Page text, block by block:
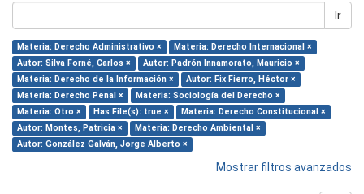
Ir
Materia: Derecho Administrativo ×
Materia: Derecho Internacional ×
Autor: Silva Forné, Carlos ×
Autor: Padrón Innamorato, Mauricio ×
Materia: Derecho de la Información ×
Autor: Fix Fierro, Héctor ×
Materia: Derecho Penal ×
Materia: Sociología del Derecho ×
Materia: Otro ×
Has File(s): true ×
Materia: Derecho Constitucional ×
Autor: Montes, Patricia ×
Materia: Derecho Ambiental ×
Autor: González Galván, Jorge Alberto ×
Mostrar filtros avanzados